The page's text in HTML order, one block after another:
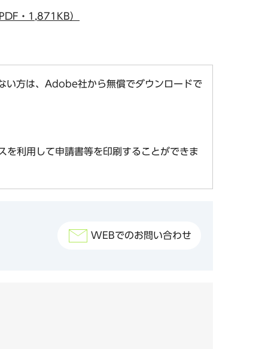
・1,871KB）
方は、Adobe社から無償でダウンロードで
を利用して申請書等を印刷することができま
WEBでのお問い合わせ